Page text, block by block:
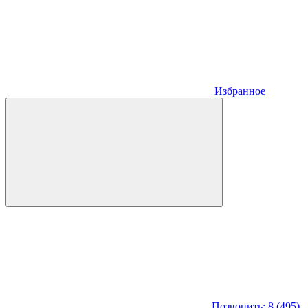
Избранное